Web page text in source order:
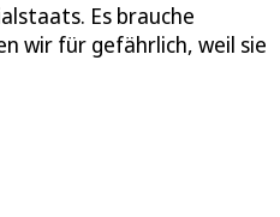
Es brauche
wir für gefährlich, weil sie